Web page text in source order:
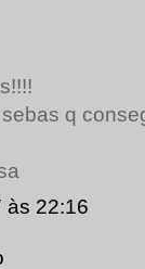
q
às 22:16